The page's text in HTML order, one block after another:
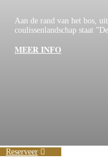
Aan de rand van het bos,
coulissenlandschap staat
MEER INFO
Reserveer